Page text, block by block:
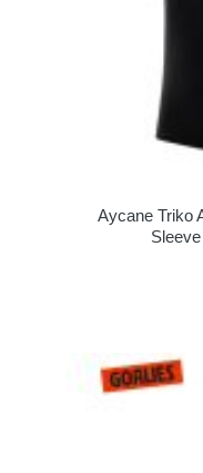
Aycane Triko